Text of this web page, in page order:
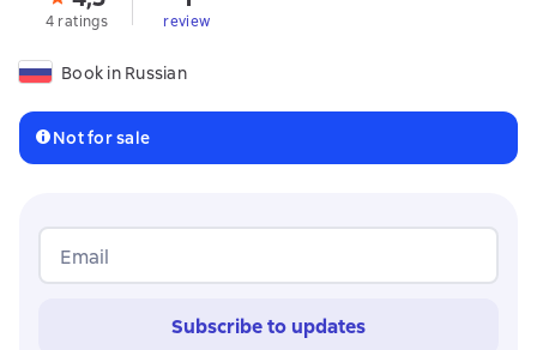
4 ratings review
Book in Russian
Not for sale
Email
Subscribe to updates